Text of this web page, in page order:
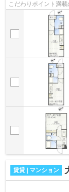
こだわりポイント満
ンに関して、自信をも
賃貸 | マンション